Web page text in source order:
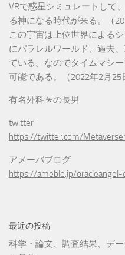
VRで惑星シミュレートして
る神になる時代が来る。（
この宇宙は上位世界による
にパラレルワールド、過去
ている。なのでタイムマシ
可能である。（2022年2月25
有名外科医の長男
twitter
https://twitter.com/
アメーバブログ
https://ameblo.jp/oracleangel-
最近の投稿
科学・論文、調査結果、デ